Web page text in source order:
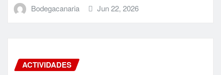
Bodegacanaria Jun 22, 2026
ACTIVIDADES